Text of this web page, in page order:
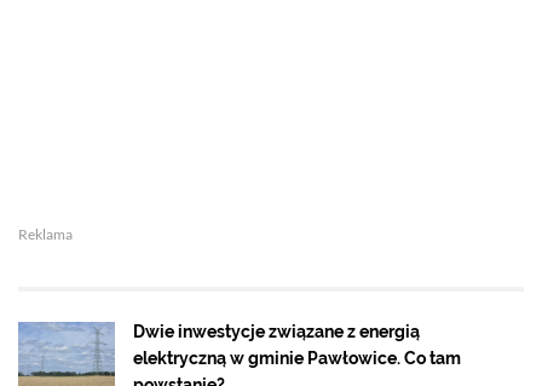
Reklama
Dwie inwestycje związane z energią
elektryczną w gminie Pawłowice. Co tam